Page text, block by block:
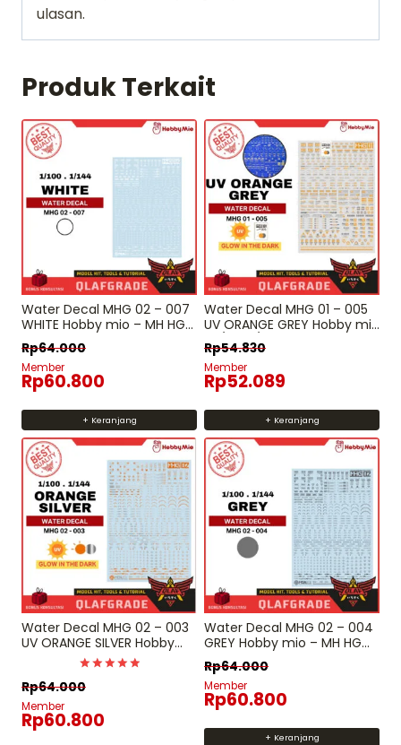
ulasan.
Produk Terkait
Water Decal MHG 02 – 007
WHITE Hobby mio – MH HG
RG Decal gundam
Rp64.000
Member
Rp60.800
+ Keranjang
Water Decal MHG 01 – 005
UV ORANGE GREY Hobby mio
– 1/144 1/100 High Res.
Water Slide Decal gundam
Rp54.830
Member
Rp52.089
+ Keranjang
Water Decal MHG 02 – 003
UV ORANGE SILVER Hobby
mio – MH HG RG Decal
Dinilai
5
Rp64.000
Member
Rp60.800
Water Decal MHG 02 – 004
GREY Hobby mio – MH HG
RG Decal gundam
Rp64.000
Member
Rp60.800
+ Keranjang